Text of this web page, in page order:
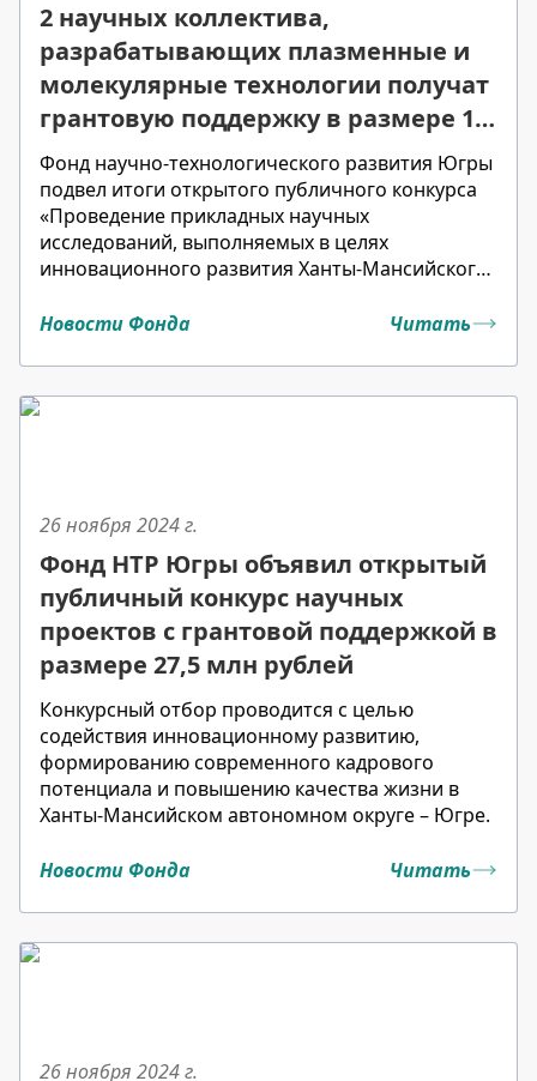
2 научных коллектива,
разрабатывающих плазменные и
молекулярные технологии получат
грантовую поддержку в размере 14
млн рублей
Фонд научно-технологического развития Югры
подвел итоги открытого публичного конкурса
«Проведение прикладных научных
исследований, выполняемых в целях
инновационного развития Ханты-Мансийского
26.11.2024.
Новости Фонда Читать
26 ноября 2024г.
Фонд НТР Югры объявил открытый
публичный конкурс научных
проектов с грантовой поддержкой в
размере 27,5 млн рублей
Конкурсный отбор проводится с целью
содействия инновационному развитию,
формированию современного кадрового
потенциала и повышению качества жизни в
Ханты-Мансийском автономном округе – Югре.
Новости Фонда Читать
26 ноября 2024г.